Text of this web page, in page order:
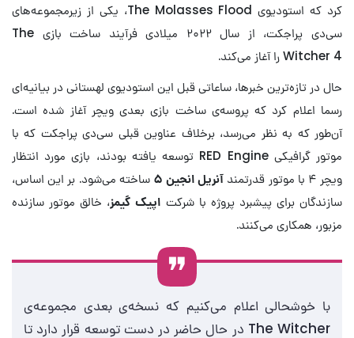
کرد که استودیوی The Molasses Flood، یکی از زیرمجموعه‌های
سی‌دی پراجکت، از سال ۲۰۲۲ میلادی فرآیند ساخت بازی The
Witcher 4 را آغاز می‌کند.
حال در تازه‌ترین خبرها، ساعاتی قبل این استودیوی لهستانی در بیانیه‌ای
رسما اعلام کرد که پروسه‌ی ساخت بازی بعدی ویچر آغاز شده است.
آن‌طور که به نظر می‌رسد، برخلاف عناوین قبلی سی‌دی پراجکت که با
موتور گرافیکی RED Engine توسعه یافته بودند، بازی مورد انتظار
ویچر ۴ با موتور قدرتمند
آنریل انجین ۵
ساخته می‌شود. بر این اساس،
سازندگان برای پیشبرد پروژه با شرکت اپیک گیمز، خالق موتور سازنده
مزبور، همکاری می‌کنند.
با خوشحالی اعلام می‌کنیم که نسخه‌ی بعدی مجموعه‌ی
The Witcher در حال حاضر در دست توسعه قرار دارد تا